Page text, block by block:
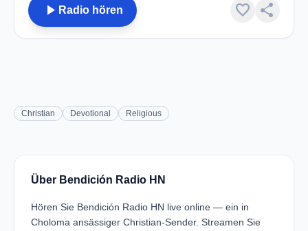
play_arrow Radio hören favorite share
Christian Devotional Religious
Über Bendición Radio HN
Hören Sie Bendición Radio HN live online — ein in
Choloma ansässiger Christian-Sender. Streamen Sie